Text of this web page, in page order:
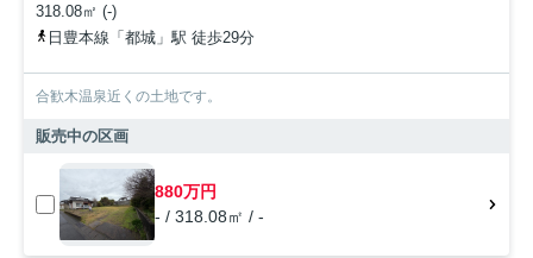
318.08㎡ (-)
日豊本線「都城」駅 徒歩29分
合歓木温泉近くの土地です。
販売中の区画
880万円
- / 318.08㎡ / -